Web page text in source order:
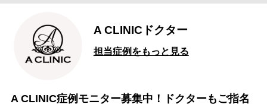
A CLINICドクター
担当症例をもっと見る
A CLINIC症例モニター募集中！ドクターもご指名